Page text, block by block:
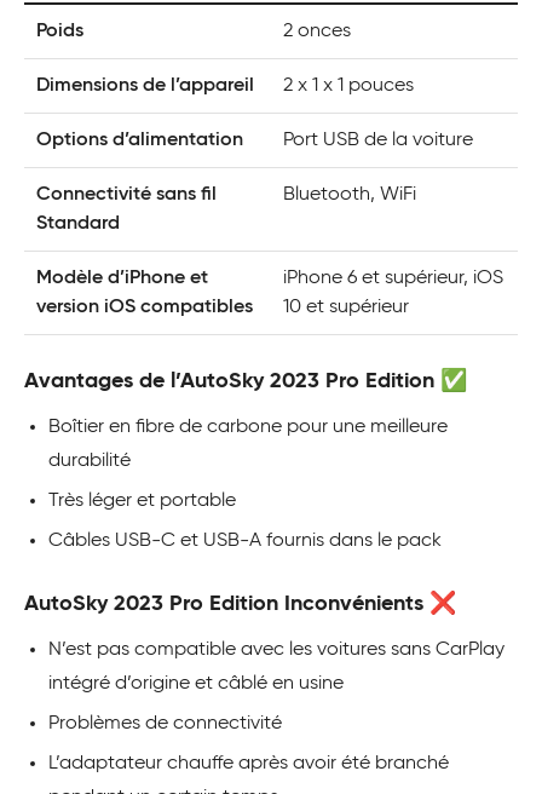
Poids 2 onces
Dimensions de l’appareil 2 x 1 x 1 pouces
Options d’alimentation Port USB de la voiture
Connectivité sans fil
Standard
Bluetooth, WiFi
Modèle d’iPhone et
version iOS compatibles
iPhone 6 et supérieur, iOS
10 et supérieur
Avantages de l’AutoSky 2023 Pro Edition ✅
Boîtier en fibre de carbone pour une meilleure
durabilité
Très léger et portable
Câbles USB-C et USB-A fournis dans le pack
AutoSky 2023 Pro Edition Inconvénients ❌
N’est pas compatible avec les voitures sans CarPlay
intégré d’origine et câblé en usine
Problèmes de connectivité
L’adaptateur chauffe après avoir été branché